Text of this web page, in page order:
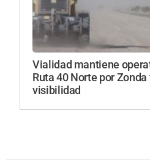
Vialidad mantiene
Ruta 40 Norte por Zonda
visibilidad